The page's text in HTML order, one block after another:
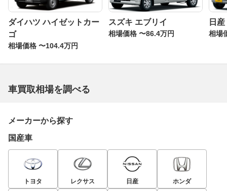
ダイハツ ハイゼットカー
ゴ
相場価格 〜104.4万円
スズキ エブリイ
相場価格 〜86.4万円
日
相場
車買取相場を調べる
メーカーから探す
国産車
トヨタ レクサス 日産 ホンダ